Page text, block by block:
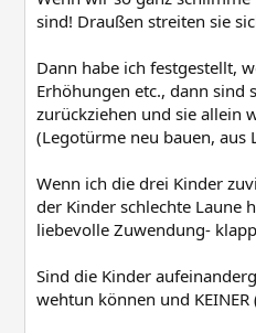
sind! Draußen streiten sie
Dann habe ich festgestellt,
Erhöhungen etc., dann sind
zurückziehen und sie allein
(Legotürme neu bauen, aus
Wenn ich die drei Kinder
der Kinder schlechte Laune
liebevolle Zuwendung-
Sind die Kinder
wehtun können und